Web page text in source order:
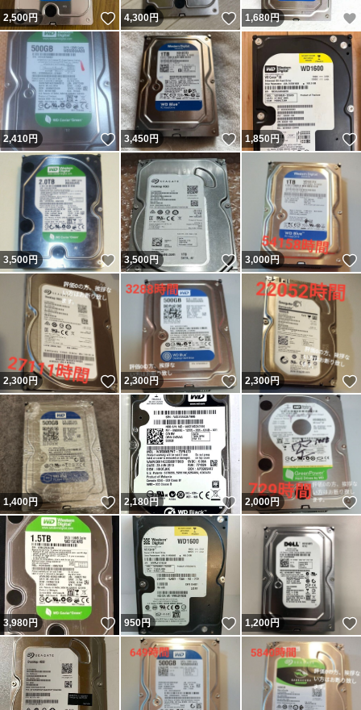
2,500円 いいね！
4,300円 いいね！
1,680円
2,410円 いいね！
3,450円 いいね！
1,850円
3,500円 いいね！
3,500円 いいね！
3,000円
2,300円 いいね！
2,300円 いいね！
2,300円
1,400円 いいね！
2,180円 いいね！
2,000円
3,980円 いいね！
950円 いいね！
1,200円